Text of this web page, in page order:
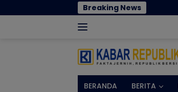
ke
Breaking News
BERANDA BERITA